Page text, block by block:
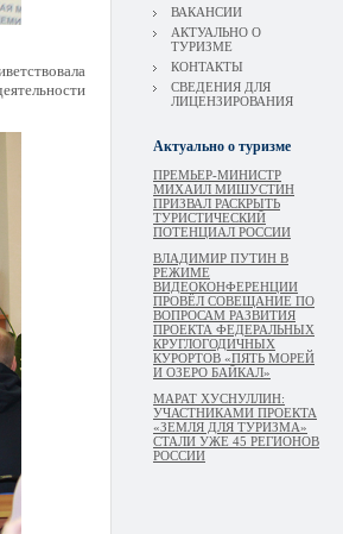
ВАКАНСИИ
АКТУАЛЬНО О
ТУРИЗМЕ
КОНТАКТЫ
СВЕДЕНИЯ ДЛЯ
ЛИЦЕНЗИРОВАНИЯ
Актуально о туризме
ПРЕМЬЕР-МИНИСТР
МИХАИЛ МИШУСТИН
ПРИЗВАЛ РАСКРЫТЬ
ТУРИСТИЧЕСКИЙ
ПОТЕНЦИАЛ РОССИИ
ВЛАДИМИР ПУТИН В
РЕЖИМЕ
ВИДЕОКОНФЕРЕНЦИИ
ПРОВЁЛ СОВЕЩАНИЕ ПО
ВОПРОСАМ РАЗВИТИЯ
ПРОЕКТА ФЕДЕРАЛЬНЫХ
КРУГЛОГОДИЧНЫХ
КУРОРТОВ «ПЯТЬ МОРЕЙ
И ОЗЕРО БАЙКАЛ»
МАРАТ ХУСНУЛЛИН:
УЧАСТНИКАМИ ПРОЕКТА
«ЗЕМЛЯ ДЛЯ ТУРИЗМА»
СТАЛИ УЖЕ 45 РЕГИОНОВ
РОССИИ